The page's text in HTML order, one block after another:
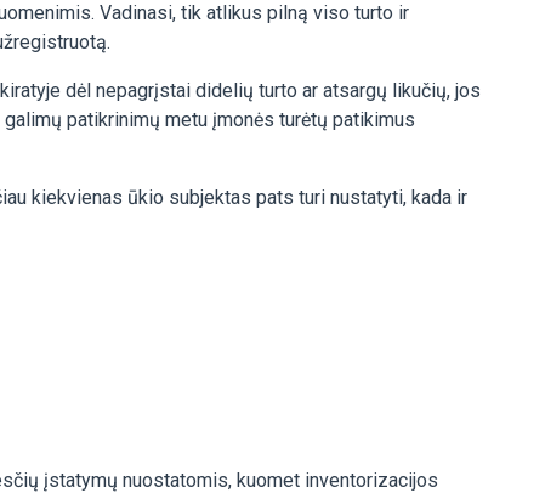
Vadinasi, tik atlikus pilną viso turto ir
dėl nepagrįstai didelių turto ar atsargų likučių, jos
patikrinimų metu įmonės turėtų patikimus
kiekvienas ūkio subjektas pats turi nustatyti, kada ir
įstatymų nuostatomis, kuomet inventorizacijos